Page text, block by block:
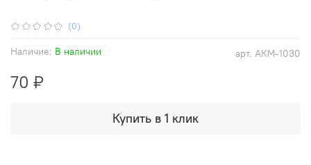
(0)
арт. АКМ-1030
Наличие: В наличии
70 ₽
Купить в 1 клик